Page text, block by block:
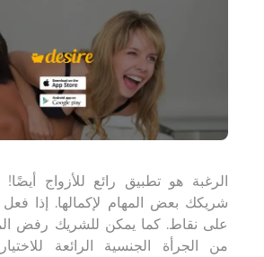
الرغبة هو تطبيق رائع للأزواج
شريكك بعض المهام لإكمالها. إذا
على نقاط. كما يمكن للشريك رفض
من الجرأة الجنسية الرائعة